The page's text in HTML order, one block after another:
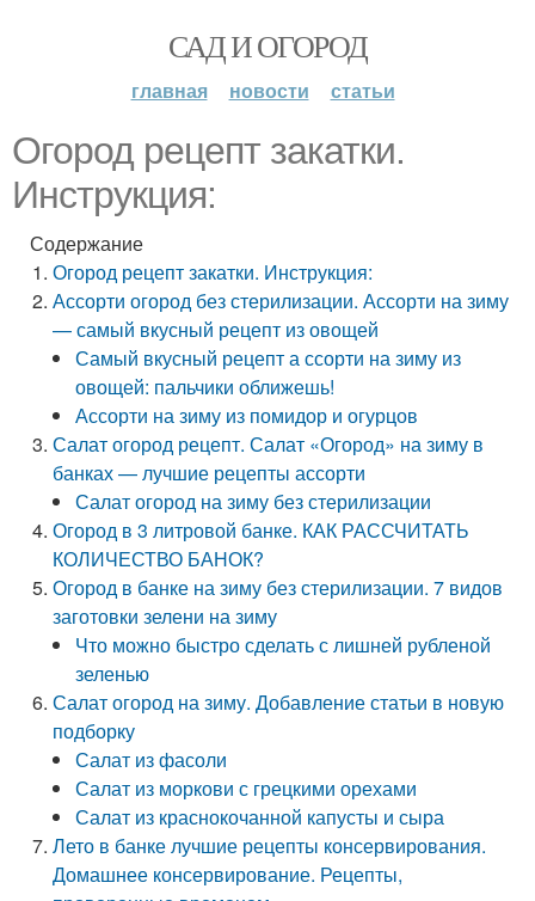
САД И ОГОРОД
главная новости статьи
Огород рецепт закатки.
Инструкция:
Содержание
Огород рецепт закатки. Инструкция:
Ассорти огород без стерилизации. Ассорти на зиму
— самый вкусный рецепт из овощей
Самый вкусный рецепт а ссорти на зиму из
овощей: пальчики оближешь!
Ассорти на зиму из помидор и огурцов
Салат огород рецепт. Салат «Огород» на зиму в
банках — лучшие рецепты ассорти
Салат огород на зиму без стерилизации
Огород в 3 литровой банке. КАК РАССЧИТАТЬ
КОЛИЧЕСТВО БАНОК?
Огород в банке на зиму без стерилизации. 7 видов
заготовки зелени на зиму
Что можно быстро сделать с лишней рубленой
зеленью
Салат огород на зиму. Добавление статьи в новую
подборку
Салат из фасоли
Салат из моркови с грецкими орехами
Салат из краснокочанной капусты и сыра
Лето в банке лучшие рецепты консервирования.
Домашнее консервирование. Рецепты,